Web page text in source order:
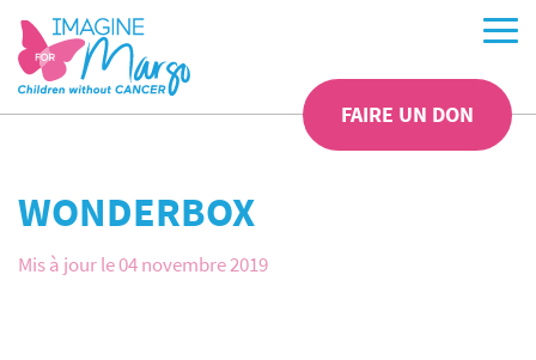
FAIRE UN DON
WONDERBOX
Mis à jour le 04 novembre 2019